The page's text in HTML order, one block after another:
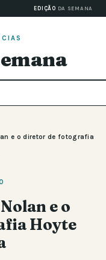
EDIÇÃO DA SEMANA
e o diretor de fotografia
e o
Hoyte